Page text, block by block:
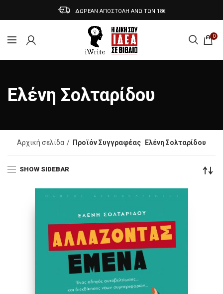
ΔΩΡΕΑΝ ΑΠΟΣΤΟΛΗ ΑΝΩ ΤΩΝ 18€
0
Ελένη Σολταρίδου
Αρχική σελίδα Προϊόν Συγγραφέας Ελένη Σολταρίδου
SHOW SIDEBAR